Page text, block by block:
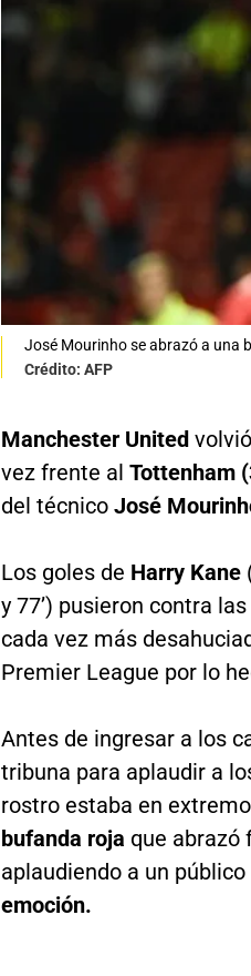
José Mourinho se abrazó a una
Crédito: AFP
Manchester United
vez frente al Tottenham
del técnico José
Los goles de Harry Kane
y 77’) pusieron contra
cada vez más
Premier League por lo
Antes de ingresar a los
tribuna para aplaudir a
rostro estaba en
bufanda roja que abrazó
aplaudiendo a un
emoción.